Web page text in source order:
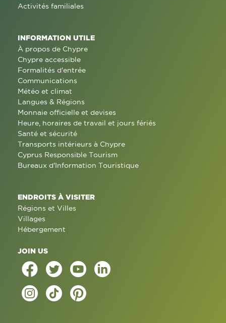
Activités familiales
INFORMATION UTILE
À propos de Chypre
Chypre accessible
Formalités d'entrée
Communications
Météo et climat
Langues & Régions
Monnaie officielle et devises
Heure, horaires de travail et jours fériés
Santé et sécurité
Transports intérieurs à Chypre
Cyprus Responsible Tourism
Bureaux d'Information Touristique
ENDROITS À VISITER
Régions et Villes
Villages
Hébergement
JOIN US